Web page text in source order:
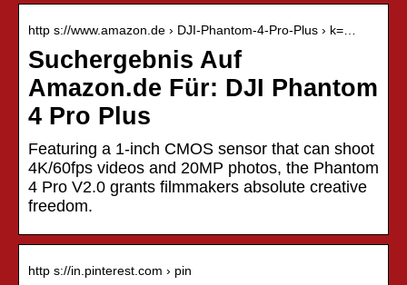
http s://www.amazon.de › DJI-Phantom-4-Pro-Plus › k=…
Suchergebnis Auf
Amazon.de Für: DJI Phantom
4 Pro Plus
Featuring a 1-inch CMOS sensor that can shoot
4K/60fps videos and 20MP photos, the Phantom
4 Pro V2.0 grants filmmakers absolute creative
freedom.
http s://in.pinterest.com › pin